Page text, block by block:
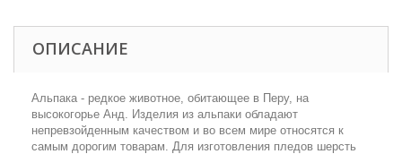
ОПИСАНИЕ
Альпака - редкое животное, обитающее в Перу, на
высокогорье Анд. Изделия из альпаки обладают
непревзойденным качеством и во всем мире относятся к
самым дорогим товарам. Для изготовления пледов шерсть